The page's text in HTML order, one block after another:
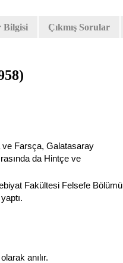
Bilgisi Çıkmış Sorular
ve Farsça, Galatasaray
da Hintçe ve
Fakültesi Felsefe Bölümü
anılır.